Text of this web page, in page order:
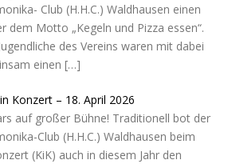
Club (H.H.C.) Waldhausen einen
dem Motto „Kegeln und Pizza essen“.
des Vereins waren mit dabei
einen […]
Konzert – 18. April 2026
auf großer Bühne! Traditionell bot der
Club (H.H.C.) Waldhausen beim
(KiK) auch in diesem Jahr den